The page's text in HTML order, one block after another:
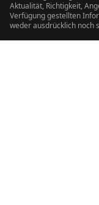
Aktualität, Richtigkeit,
Verfügung gestellten
weder ausdrücklich noch